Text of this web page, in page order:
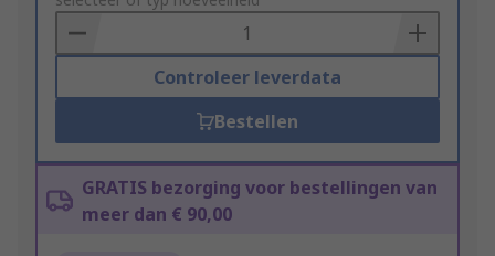
Basket
Controleer leverdata
Bestellen
GRATIS bezorging voor bestellingen van
meer dan € 90,00